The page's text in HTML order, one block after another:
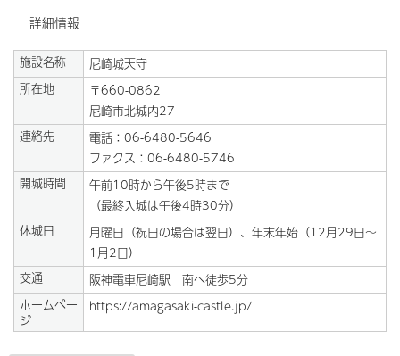
詳細情報
施設名称
尼崎城天守
所在地
〒660-0862
尼崎市北城内27
連絡先
電話：06-6480-5646
ファクス：06-6480-5746
開城時間
午前10時から午後5時まで
（最終入城は午後4時30分）
休城日
月曜日（祝日の場合は翌日）、年末年始（12月29日～
1月2日）
交通
阪神電車尼崎駅 南へ徒歩5分
ホームペー
ジ
https://amagasaki-castle.jp/